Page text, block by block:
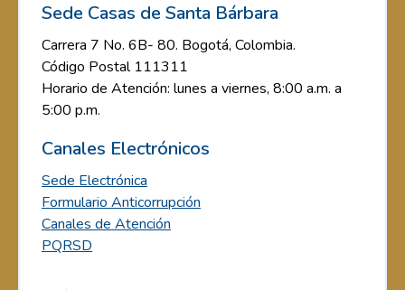
Sede Casas de Santa Bárbara
Carrera 7 No. 6B- 80. Bogotá, Colombia.
Código Postal 111311
Horario de Atención: lunes a viernes, 8:00 a.m. a
5:00 p.m.
Canales Electrónicos
Sede Electrónica
Formulario Anticorrupción
Canales de Atención
PQRSD